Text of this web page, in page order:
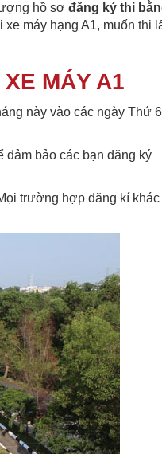
hồ sơ đăng ký thi
máy hạng A1, muốn thi
MÁY A1
này vào các ngày Thứ
đảm bảo các bạn đăng ký
trường hợp đăng kí khác